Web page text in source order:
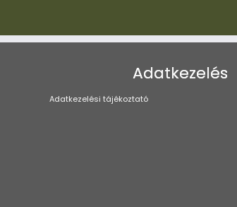
Adatkezelés
Adatkezelési tájékoztató